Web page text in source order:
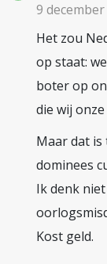
9 december
Het zou
op staat:
boter op
die wij
Maar dat
dominees
Ik denk
Kost geld.